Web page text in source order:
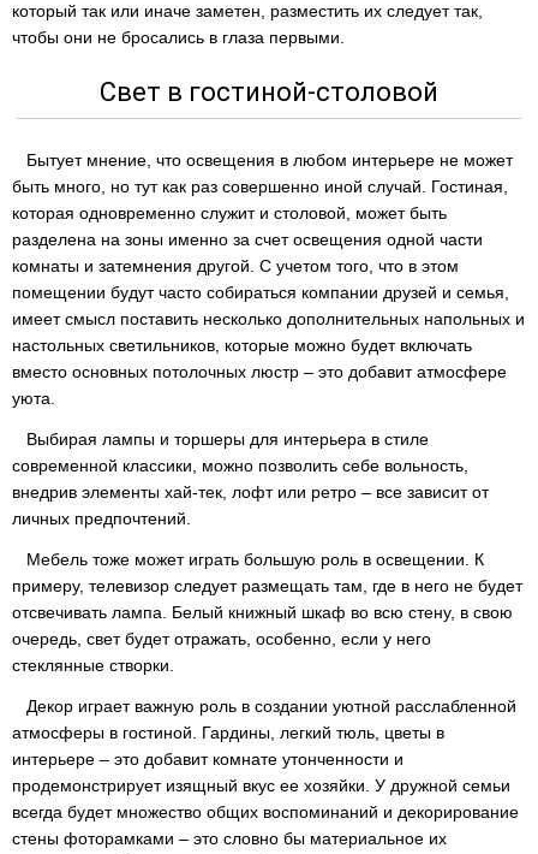
который так или иначе заметен, разместить их следует так,
чтобы они не бросались в глаза первыми.
Свет в гостиной-столовой
Бытует мнение, что освещения в любом интерьере не может
быть много, но тут как раз совершенно иной случай. Гостиная,
которая одновременно служит и столовой, может быть
разделена на зоны именно за счет освещения одной части
комнаты и затемнения другой. С учетом того, что в этом
помещении будут часто собираться компании друзей и семья,
имеет смысл поставить несколько дополнительных напольных и
настольных светильников, которые можно будет включать
вместо основных потолочных люстр – это добавит атмосфере
уюта.
Выбирая лампы и торшеры для интерьера в стиле
современной классики, можно позволить себе вольность,
внедрив элементы хай-тек, лофт или ретро – все зависит от
личных предпочтений.
Мебель тоже может играть большую роль в освещении. К
примеру, телевизор следует размещать там, где в него не будет
отсвечивать лампа. Белый книжный шкаф во всю стену, в свою
очередь, свет будет отражать, особенно, если у него
стеклянные створки.
Декор играет важную роль в создании уютной расслабленной
атмосферы в гостиной. Гардины, легкий тюль, цветы в
интерьере – это добавит комнате утонченности и
продемонстрирует изящный вкус ее хозяйки. У дружной семьи
всегда будет множество общих воспоминаний и декорирование
стены фоторамками – это словно бы материальное их